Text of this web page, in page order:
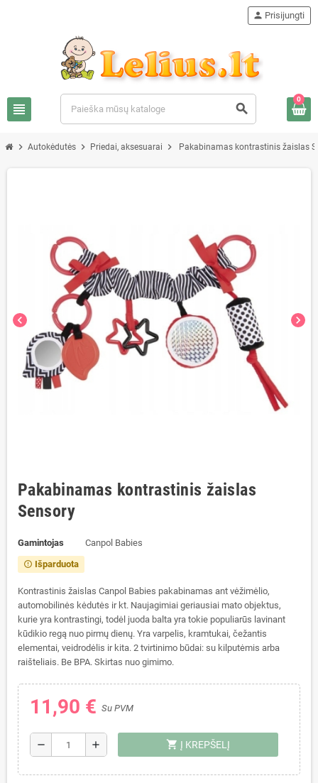
view_headline search
person Prisijungti
0
chevron_right Autokėdutės chevron_right Priedai, aksesuarai chevron_right Pakabinamas kontrastinis žaislas
chevron_left chevron_right
Pakabinamas kontrastinis žaislas
Sensory
Gamintojas Canpol Babies
error_outline Išparduota
Kontrastinis žaislas Canpol Babies pakabinamas ant vėžimėlio,
automobilinės kėdutės ir kt. Naujagimiai geriausiai mato objektus,
kurie yra kontrastingi, todėl juoda balta yra tokie populiarūs lavinant
kūdikio regą nuo pirmų dienų. Yra varpelis, kramtukai, čežantis
elementai, veidrodėlis ir kita. 2 tvirtinimo būdai: su kilputėmis arba
raišteliais. Be BPA. Skirtas nuo gimimo.
11,90 € Su PVM
remove add shopping_cart Į KREPŠELĮ